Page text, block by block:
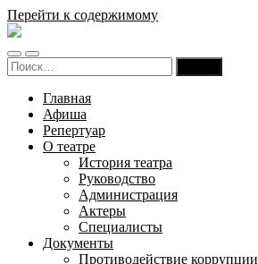
Перейти к содержимому
Русский
драмы
и
комедии
Карачаево-
Черкесской
Республики
Переключить
мобильное
Переключить
поле
Найти:
Главная
Афиша
Репертуар
О театре
История театра
Руководство
Администрация
Актеры
Специалисты
Документы
Противодействие коррупции